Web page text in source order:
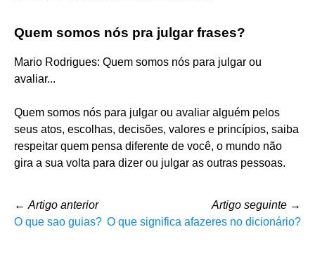
Quem somos nós pra julgar frases?
Mario Rodrigues: Quem somos nós para julgar ou
avaliar...
Quem somos nós para julgar ou avaliar alguém pelos
seus atos, escolhas, decisões, valores e princípios, saiba
respeitar quem pensa diferente de você, o mundo não
gira a sua volta para dizer ou julgar as outras pessoas.
← Artigo anterior
O que sao guias?
Artigo seguinte →
O que significa afazeres no dicionário?